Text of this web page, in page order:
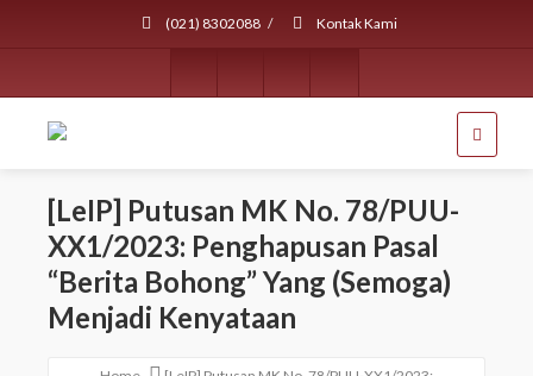
(021) 8302088 / Kontak Kami
[LeIP] Putusan MK No. 78/PUU-
XX1/2023: Penghapusan Pasal
“Berita Bohong” Yang (Semoga)
Menjadi Kenyataan